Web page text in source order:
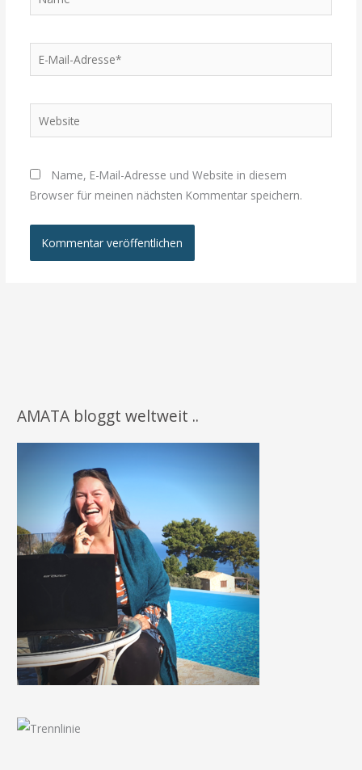
Mail-
Website
Name, E-Mail-Adresse und Website in diesem
Browser für meinen nächsten Kommentar speichern.
AMATA bloggt weltweit ..